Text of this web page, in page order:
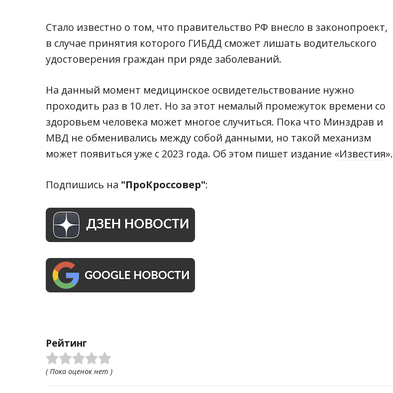
Стало известно о том, что правительство РФ внесло в законопроект,
в случае принятия которого ГИБДД сможет лишать водительского
удостоверения граждан при ряде заболеваний.
На данный момент медицинское освидетельствование нужно
проходить раз в 10 лет. Но за этот немалый промежуток времени со
здоровьем человека может многое случиться. Пока что Минздрав и
МВД не обменивались между собой данными, но такой механизм
может появиться уже с 2023 года. Об этом пишет издание «Известия».
Подпишись на "ПроКроссовер":
Рейтинг
( Пока оценок нет )